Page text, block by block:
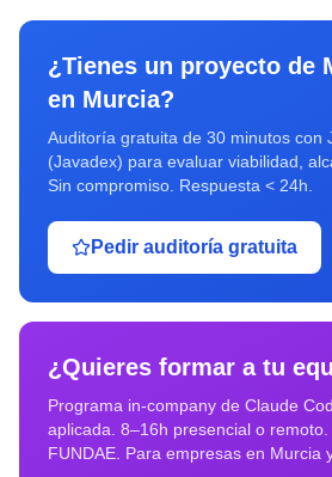
¿Tienes un proyecto de
en Murcia?
Auditoría gratuita de 30 minutos con
(Javadex) para evaluar viabilidad,
Sin compromiso. Respuesta < 24h.
Pedir auditoría gratuita
¿Quieres formar a tu
Programa in-company de Claude
aplicada. 8–16h presencial o
FUNDAE. Para empresas en Murcia